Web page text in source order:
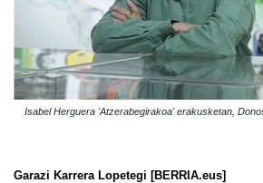
Isabel Herguera 'Atzerabegirakoa' erakusketan,
Garazi Karrera Lopetegi [BERRIA.eus]